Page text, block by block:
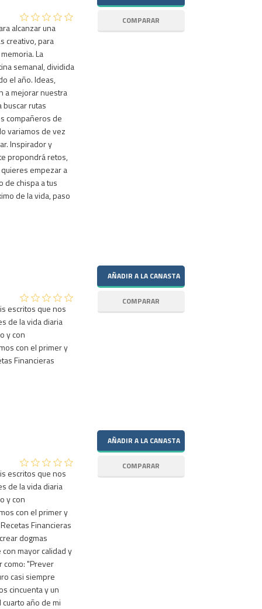
alcanzar una
creativo, para
La
semanal, dividida
el año. Ideas,
a mejorar nuestra
buscar rutas
compañeros de
variamos de vez
Inspirador y
propondrá retos,
empezar a
de chispa a tus
de la vida, paso
escritos que nos
de la vida diaria
y con
con el primer y
Financieras
escritos que nos
de la vida diaria
y con
con el primer y
Financieras
dogmas
mayor calidad y
como: "Prever
casi siempre
cincuenta y un
año de mi